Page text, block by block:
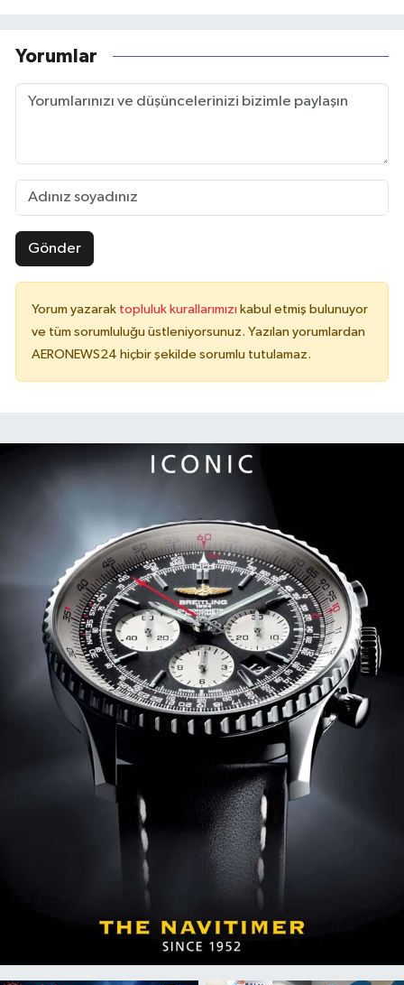
Yorumlar
Gönder
Yorum yazarak topluluk kurallarımızı kabul etmiş bulunuyor
ve tüm sorumluluğu üstleniyorsunuz. Yazılan yorumlardan
AERONEWS24 hiçbir şekilde sorumlu tutulamaz.